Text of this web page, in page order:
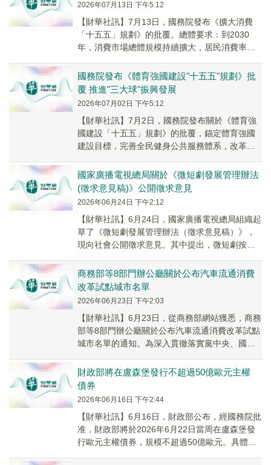
2026年07月13日 下午5:12
【財華社訊】7月13日，國務院發布《擴大消費
「十五五」規劃》的批覆。總體要求：到2030
年，消費市場總體規模持續擴大，居民消費率明
消費品...
國務院發布《體育強國建設"十五五"規劃》批
覆 推進"三大球"振興發展
2026年07月02日 下午5:12
【財華社訊】7月2日，國務院發布關於《體育強
國建設「十五五」規劃》的批覆，錨定體育強國
建設目標，完善全民健身公共服務體系，改革完
育工作，...
國家廣播電視總局關於《微短劇發展管理辦法
(徵求意見稿)》公開徵求意見
2026年06月24日 下午2:12
【財華社訊】6月24日，國家廣播電視總局組織起
草了《微短劇發展管理辦法（徵求意見稿）》，
現向社會公開徵求意見。其中提出，微短劇按照
和三類...
商務部等8部門辦公廳關於公布汽車流通消費
改革試點城市名單
2026年06月23日 下午2:03
【財華社訊】6月23日，從商務部網站獲悉，商務
部等8部門辦公廳關於公布汽車流通消費改革試點
城市名單的通知。為深入貫徹落實黨中央、國務
制，全...
財政部將在盧森堡發行不超過50億歐元主權
債券
2026年06月16日 下午2:44
【財華社訊】6月16日，財政部公布，經國務院批
准，財政部將於2026年6月22日當周在盧森堡發
行歐元主權債券，規模不超過50億歐元。具體發